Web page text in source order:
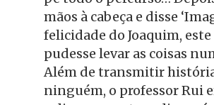
mãos à cabeça e disse
felicidade do Joaquim, este
pudesse levar as coisas
Além de transmitir
ninguém, o professor Rui